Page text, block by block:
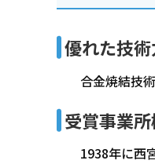
優れた技術
合金焼結技
受賞事業
1938年に西